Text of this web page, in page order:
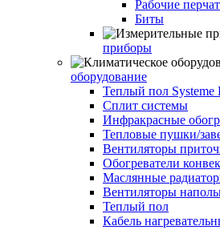
Рабочие
Биты
приборы
оборудование
Теплый пол Systeme
Сплит системы
Инфракрасные
Тепловые пушки/
Вентиляторы
Обогреватели
Маслянные
Вентиляторы
Теплый пол
Кабель